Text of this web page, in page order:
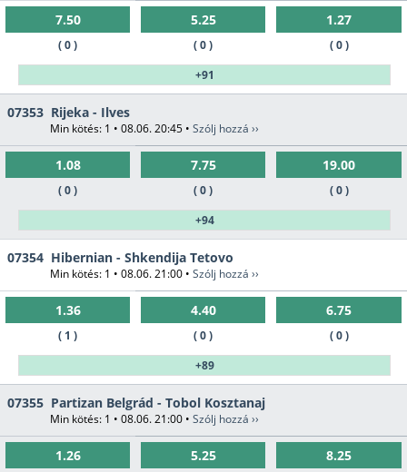
7.50
( 0 )
5.25
( 0 )
1.27
( 0 )
+91
07353 Rijeka - Ilves
Min kötés: 1 • 08.06. 20:45 • Szólj hozzá ››
1.08
( 0 )
7.75
( 0 )
19.00
( 0 )
+94
07354 Hibernian - Shkendija Tetovo
Min kötés: 1 • 08.06. 21:00 • Szólj hozzá ››
1.36
( 1 )
4.40
( 0 )
6.75
( 0 )
+89
07355 Partizan Belgrád - Tobol Kosztanaj
Min kötés: 1 • 08.06. 21:00 • Szólj hozzá ››
1.26 5.25 8.25